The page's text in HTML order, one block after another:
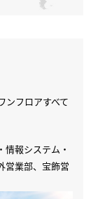
ンフロアすべて
報システム‧
業部、 宝飾営